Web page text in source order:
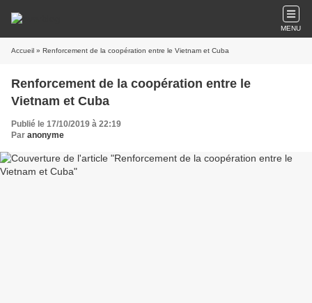
MENU
Accueil » Renforcement de la coopération entre le Vietnam et Cuba
Renforcement de la coopération entre le
Vietnam et Cuba
Publié le 17/10/2019 à 22:19
Par anonyme